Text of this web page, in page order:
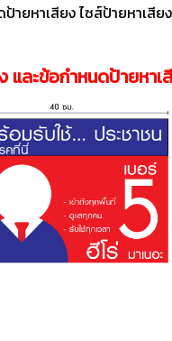
ายหาเสียง ไซส์ป้ายหาเสีย
และข้อกำหนดป้ายหาเ